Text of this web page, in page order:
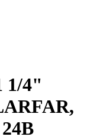
1/4"
24В